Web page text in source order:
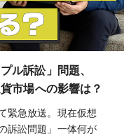
ル訴訟」問題、
市場への影響は？
緊急放送。現在仮想
訴訟問題」一体何が